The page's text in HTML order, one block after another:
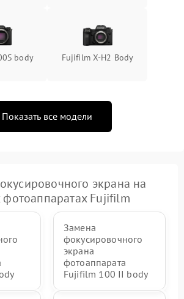
body Fujifilm X-H2 Body
Показать все модели
экрана на
фотоаппаратах Fujifilm
Замена
фокусировочного
экрана
фотоаппарата
Fujifilm 100 II body